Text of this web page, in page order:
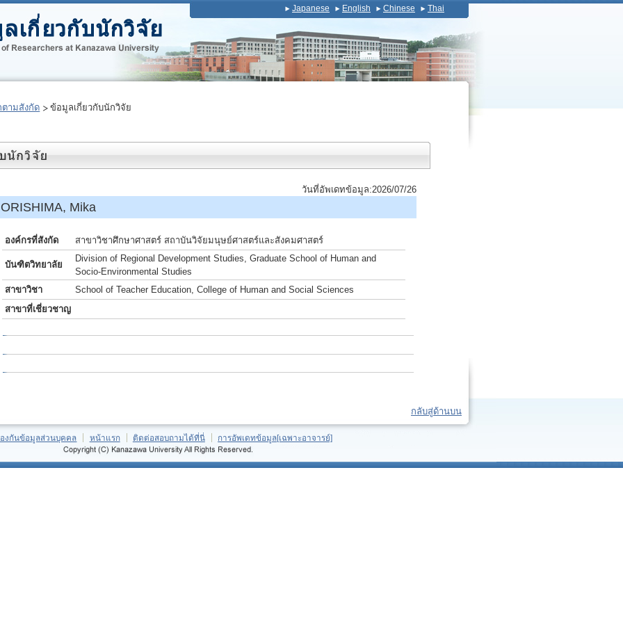
Japanese English Chinese Thai
ตามสังกัด ข้อมูลเกี่ยวกับนักวิจัย
วันที่อัพเดทข้อมูล:2026/07/26
Mika
องค์กรที่สังกัด สาขาวิชาศึกษาศาสตร์ สถาบันวิจัยมนุษย์ศาสตร์และสังคมศาสตร์
บันฑิตวิทยาลัย
Division of Regional Development Studies, Graduate School of Human and
Socio-Environmental Studies
สาขาวิชา
School of Teacher Education, College of Human and Social Sciences
สาขาที่เชี่ยวชาญ
กลับสู่ด้านบน
งกันข้อมูลส่วนบุคคล หน้าแรก ติดต่อสอบถามได้ที่นี่ การอัพเดทข้อมูล[เฉพาะอาจารย์]